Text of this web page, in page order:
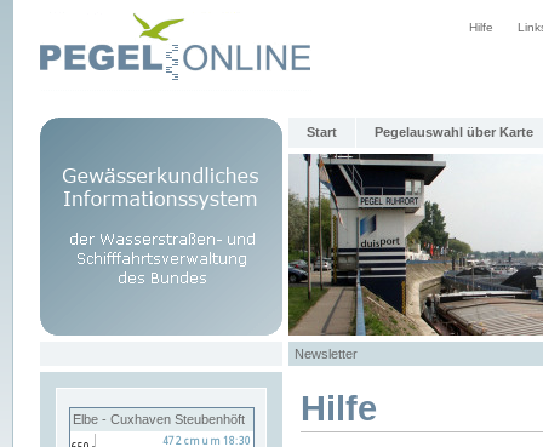
Hilfe
Start Pegelauswahl über Karte
Newsletter
Elbe - Cuxhaven Steubenhöft Hilfe